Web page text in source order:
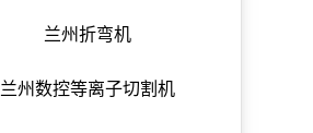
兰州折弯机
兰州数控等离子切割机